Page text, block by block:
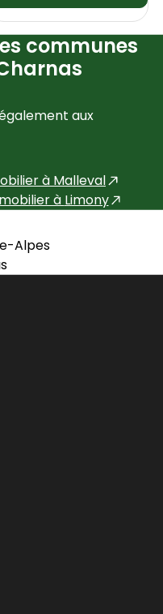
communes
aux
à Malleval
à Limony
Alpes